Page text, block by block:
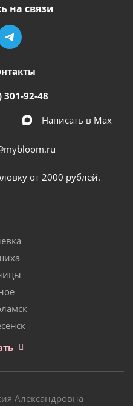
на связи
301-92-48
Написать в Мах
от 2000 рублей.
Александровна